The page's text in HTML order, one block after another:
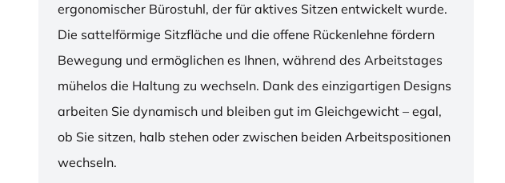
ergonomischer Bürostuhl, der für aktives Sitzen entwickelt wurde.
Die sattelförmige Sitzfläche und die offene Rückenlehne fördern
Bewegung und ermöglichen es Ihnen, während des Arbeitstages
mühelos die Haltung zu wechseln. Dank des einzigartigen Designs
arbeiten Sie dynamisch und bleiben gut im Gleichgewicht – egal,
ob Sie sitzen, halb stehen oder zwischen beiden Arbeitspositionen
wechseln.